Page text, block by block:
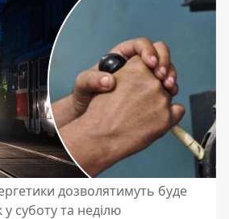
дозволятимуть буде
суботу та неділю